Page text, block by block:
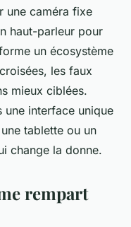
une caméra fixe
haut-parleur pour
un écosystème
les faux
mieux ciblées.
une interface unique
tablette ou un
change la donne.
rempart